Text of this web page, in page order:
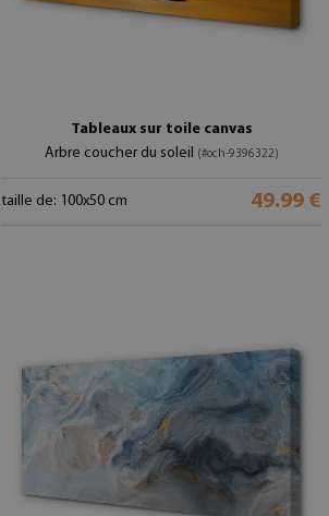
Tableaux sur toile canvas
Arbre coucher du soleil (#och-9396322)
taille de: 100x50 cm 49.99 €